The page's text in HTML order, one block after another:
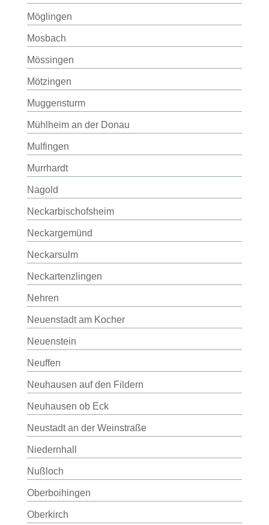
Möglingen
Mosbach
Mössingen
Mötzingen
Muggensturm
Mühlheim an der Donau
Mulfingen
Murrhardt
Nagold
Neckarbischofsheim
Neckargemünd
Neckarsulm
Neckartenzlingen
Nehren
Neuenstadt am Kocher
Neuenstein
Neuffen
Neuhausen auf den Fildern
Neuhausen ob Eck
Neustadt an der Weinstraße
Niedernhall
Nußloch
Oberboihingen
Oberkirch